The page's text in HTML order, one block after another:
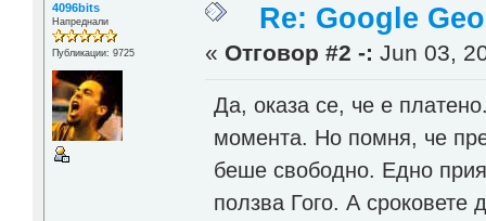
4096bits
Напреднали
Публикации: 9725
Re: Google
« Отговор #2 -: Jun 03,
Да, оказа се, че е
момента. Но помня, че
беше свободно. Едно
ползва Гого. А сроковете